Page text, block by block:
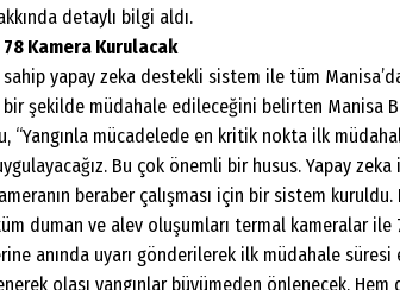
detaylı bilgi aldı.
Kamera Kurulacak
yapay zeka destekli sistem ile tüm
bir şekilde müdahale edileceğini belirten Manisa
“Yangınla mücadelede en kritik nokta ilk
Bu çok önemli bir husus. Yapay
beraber çalışması için bir sistem
duman ve alev oluşumları termal kameralar ile
anında uyarı gönderilerek ilk müdahale süresi
olası yangınlar büyümeden önlenecek. Hem